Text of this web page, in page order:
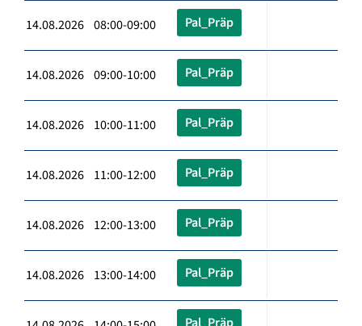
14.08.2026 08:00-09:00 Pal_Präp
14.08.2026 09:00-10:00 Pal_Präp
14.08.2026 10:00-11:00 Pal_Präp
14.08.2026 11:00-12:00 Pal_Präp
14.08.2026 12:00-13:00 Pal_Präp
14.08.2026 13:00-14:00 Pal_Präp